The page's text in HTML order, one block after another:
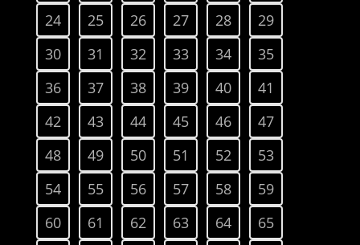
24
25 26 27 28
29
30
31 32 33 34
35
36
37 38 39 40
41
42
43 44 45 46
47
48
49 50 51 52
53
54
55 56 57 58
59
60
61 62 63 64
65